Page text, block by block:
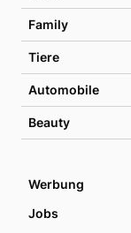
Family
Tiere
Automobile
Beauty
Werbung
Jobs